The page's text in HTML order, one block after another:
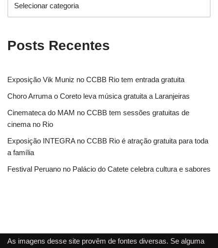
Posts Recentes
Exposição Vik Muniz no CCBB Rio tem entrada gratuita
Choro Arruma o Coreto leva música gratuita a Laranjeiras
Cinemateca do MAM no CCBB tem sessões gratuitas de
cinema no Rio
Exposição INTEGRA no CCBB Rio é atração gratuita para toda
a família
Festival Peruano no Palácio do Catete celebra cultura e sabores
As imagens desse site provêm de fontes diversas. Se alguma